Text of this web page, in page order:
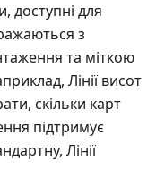
доступні для
з
та міткою
Лінії висот
скільки карт
підтримує
Лінії